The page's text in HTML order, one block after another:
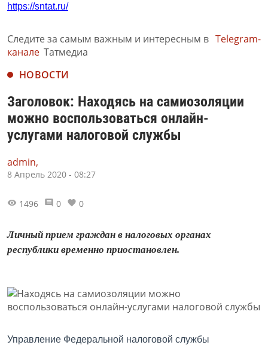
https://sntat.ru/
Следите за самым важным и интересным в Telegram-
канале Татмедиа
НОВОСТИ
Заголовок: Находясь на самиозоляции
можно воспользоваться онлайн-
услугами налоговой службы
admin,
8 Апрель 2020 - 08:27
1496 0 0
Личный прием граждан в налоговых органах
республики временно приостановлен.
Управление Федеральной налоговой службы